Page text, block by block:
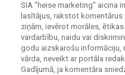
SIA "heise marketing" aicina
lasītājus, rakstot
ziņām, ievērot morāles,
vardarbību, naidu vai
godu aizskarošu
vārda, neveikt ar portāla
Gadījumā, ja komentāra